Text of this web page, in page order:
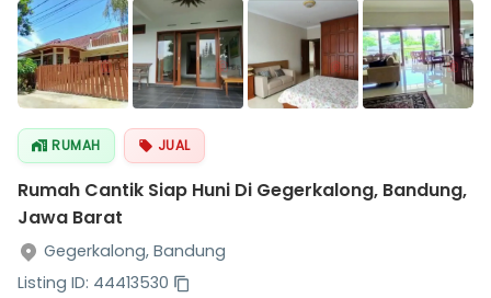
RUMAH JUAL
Rumah Cantik Siap Huni Di Gegerkalong, Bandung,
Jawa Barat
Gegerkalong, Bandung
Listing ID: 44413530